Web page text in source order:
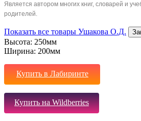
Является автором многих книг, словарей и
родителей.
Показать все товары Ушакова О.Д.
Высота: 250мм
Ширина: 200мм
Купить в Лабиринте
Купить на Wildberries